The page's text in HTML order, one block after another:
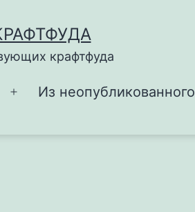
крафтфуда
Открыть
Из неопубликованного